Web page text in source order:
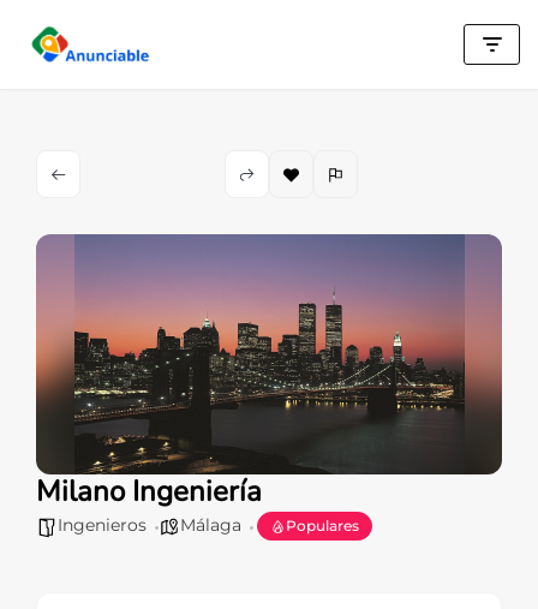
Saltar
Milano Ingeniería
Ingenieros Málaga Populares